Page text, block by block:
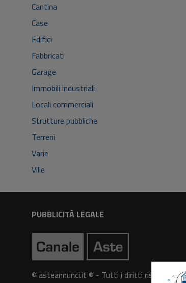
Cantina
Case
Edifici
Fabbricati
Garage
Immobili industriali
Locali commerciali
Strutture pubbliche
Terreni
Varie
Ville
PUBBLICITÀ LEGALE
© asteannunci.it ® - Tutti i diritti riservati